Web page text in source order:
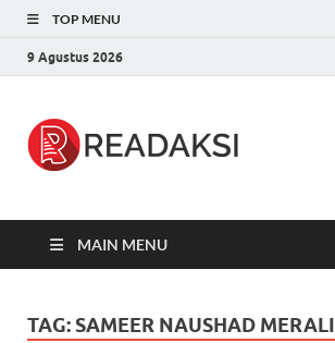
TOP MENU
9 Agustus 2026
MAIN MENU
TAG: SAMEER NAUSHAD MERALI